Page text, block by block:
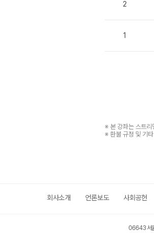
2
1
※ 본 강좌는 스트리
※ 환불 규정 및 기
회사소개 언론보도 사회공헌
06643 서